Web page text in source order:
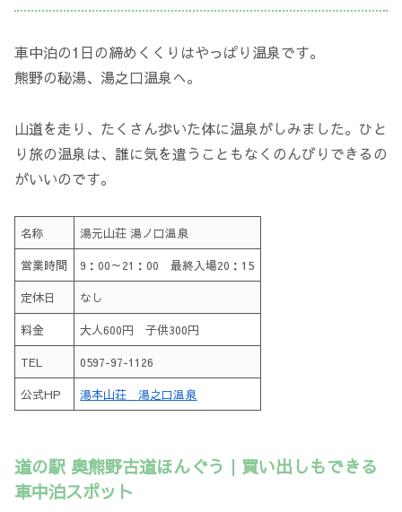
車中泊の1日の締めくくりはやっぱり温泉です。
熊野の秘湯、湯之口温泉へ。
山道を走り、たくさん歩いた体に温泉がしみました。ひと
り旅の温泉は、誰に気を遣うこともなくのんびりできるの
がいいのです。
名称 湯元山荘 湯ノ口温泉
営業時間 9：00～21：00 最終入場20：15
定休日 なし
料金 大人600円 子供300円
TEL 0597-97-1126
公式HP 湯本山荘 湯之口温泉
道の駅 奥熊野古道ほんぐう｜買い出しもできる
車中泊スポット